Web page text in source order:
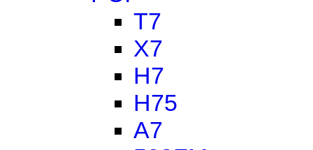
T7
X7
H7
H75
A7